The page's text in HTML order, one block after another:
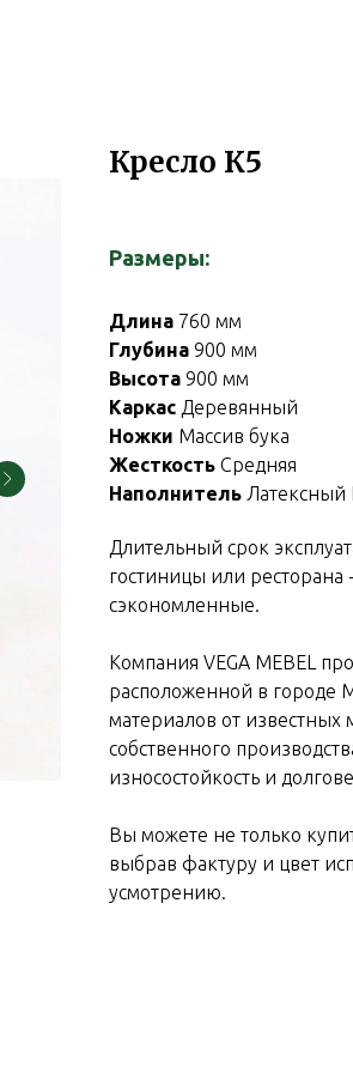
Кресло К5
Размеры:
Длина 760 мм
Глубина 900 мм
Высота 900 мм
Каркас Деревянный
Ножки Массив бука
Жесткость Средняя
Наполнитель Латексный
Длительный срок
гостиницы или ресторана
сэкономленные.
Компания VEGA MEBEL
расположенной в городе
материалов от известных
собственного
износостойкость и
Вы можете не только
выбрав фактуру и цвет
усмотрению.